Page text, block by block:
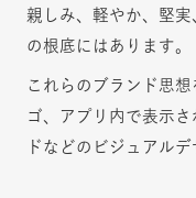
親しみ、軽やか、堅
の根底にはあります。
これらのブランド思
ゴ、アプリ内で表示
ドなどのビジュアル